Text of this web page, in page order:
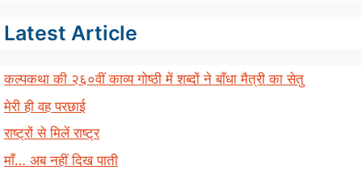
Latest Article
कल्पकथा की २६०वीं काव्य गोष्ठी में शब्दों ने बाँधा मैत्री का सेतु
मेरी ही वह परछाई
राष्ट्रों से मिलें राष्ट्र
माँ… अब नहीं दिख पाती